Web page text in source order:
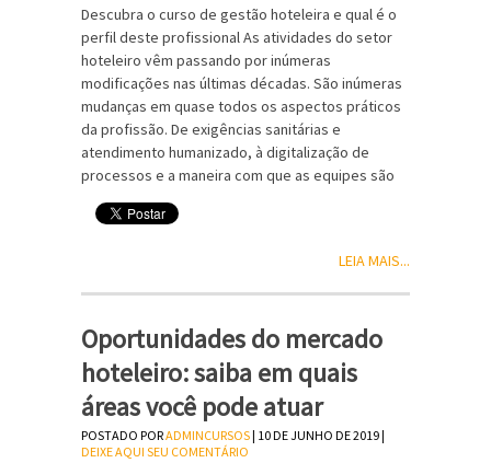
Descubra o curso de gestão hoteleira e qual é o
perfil deste profissional As atividades do setor
hoteleiro vêm passando por inúmeras
modificações nas últimas décadas. São inúmeras
mudanças em quase todos os aspectos práticos
da profissão. De exigências sanitárias e
atendimento humanizado, à digitalização de
processos e a maneira com que as equipes são
LEIA MAIS...
Oportunidades do mercado
hoteleiro: saiba em quais
áreas você pode atuar
POSTADO PORADMINCURSOS| 10 DE JUNHO DE 2019 |
DEIXE AQUI SEU COMENTÁRIO